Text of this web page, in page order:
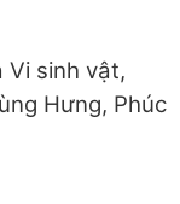
Vi sinh vật,
Hưng, Phúc